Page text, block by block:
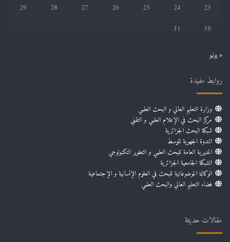
23
24
25
26
27
28
29
30
31
« يوليو
روابط مفيدة
وزارة التعليم العالي و البحث العلمي
مركز البحث في الإعلام العلمي و التقني
شبكة البحث الجزائرية
الندوة الجهوية للوسط
المديرية العامة للبحث العلمي و التطوير التكنولوجي
الشبكة الجامعية الجزائرية
الوكالة الموضوعاتية للبحث في العلوم الإنسانية و الإجتماعية
فضاء التعليم العالي والبحث العلمي
مقالات حديثة